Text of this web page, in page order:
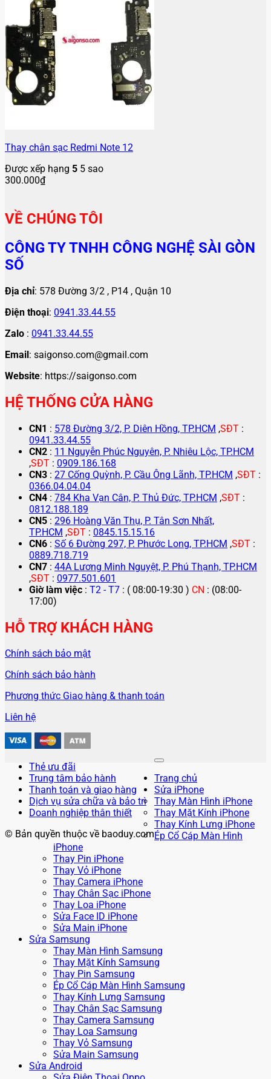
Thay chân sạc Redmi Note 12
Được xếp hạng 5 5 sao
300.000₫
VỀ CHÚNG TÔI
CÔNG TY TNHH CÔNG NGHỆ SÀI GÒN
SỐ
Địa chỉ: 578 Đường 3/2 , P14 , Quận 10
Điện thoại: 0941.33.44.55
Zalo : 0941.33.44.55
Email: saigonso.com@gmail.com
Website: https://saigonso.com
HỆ THỐNG CỬA HÀNG
CN1 : 578 Đường 3/2, P. Diên Hồng, TP.HCM ,SĐT :
0941.33.44.55
CN2 : 11 Nguyễn Phúc Nguyên, P. Nhiêu Lộc, TP.HCM
,SĐT : 0909.186.168
CN3 : 27 Cống Quỳnh, P. Cầu Ông Lãnh, TP.HCM ,SĐT :
0366.04.04.04
CN4 : 784 Kha Vạn Cân, P. Thủ Đức, TP.HCM ,SĐT :
0812.188.189
CN5 : 296 Hoàng Văn Thụ, P. Tân Sơn Nhất,
TP.HCM ,SĐT : 0845.15.15.16
CN6 : Số 6 Đường 297, P. Phước Long, TP.HCM ,SĐT :
0889.718.719
CN7 : 44A Lương Minh Nguyệt, P. Phú Thạnh, TP.HCM
,SĐT : 0977.501.601
Giờ làm việc : T2 - T7 : ( 08:00-19:30 ) CN : (08:00-
17:00)
HỖ TRỢ KHÁCH HÀNG
Chính sách bảo mật
Chính sách bảo hành
Phương thức Giao hàng & thanh toán
Liên hệ
Thẻ ưu đãi
Trung tâm bảo hành
Thanh toán và giao hàng
Dịch vụ sửa chữa và bảo trì
Doanh nghiệp thân thiết
© Bản quyền thuộc về baoduy.com
Trang chủ
Sửa iPhone
Thay Màn Hình iPhone
Thay Mặt Kính iPhone
Thay Kính Lưng iPhone
Ép Cổ Cáp Màn Hình
iPhone
Thay Pin iPhone
Thay Vỏ iPhone
Thay Camera iPhone
Thay Chân Sạc iPhone
Thay Loa iPhone
Sửa Face ID iPhone
Sửa Main iPhone
Sửa Samsung
Thay Màn Hình Samsung
Thay Mặt Kính Samsung
Thay Pin Samsung
Ép Cổ Cáp Màn Hình Samsung
Thay Kính Lưng Samsung
Thay Chân Sạc Samsung
Thay Camera Samsung
Thay Loa Samsung
Thay Vỏ Samsung
Sửa Main Samsung
Sửa Android